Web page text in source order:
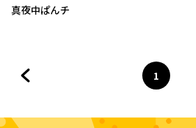
真夜中ぱんチ
ページ
1
へ